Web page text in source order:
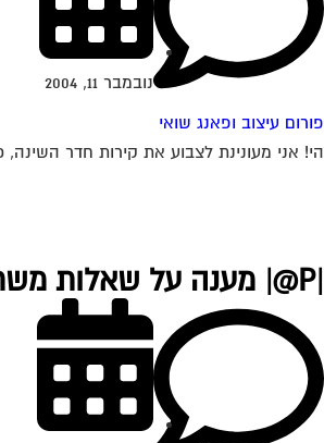
פורום עיצוב ופאנג שואי
נובמבר 11, 2004
הי! אני מעונינת לצבוע את קירות חדר השינה,
|P@| מענה על שאלות משתתפי הפורום